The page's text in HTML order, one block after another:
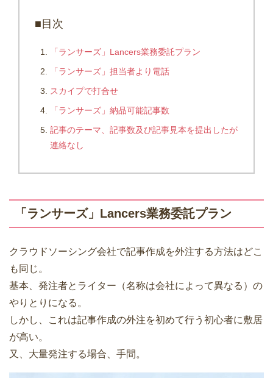
■目次
「ランサーズ」Lancers業務委託プラン
「ランサーズ」担当者より電話
スカイプで打合せ
「ランサーズ」納品可能記事数
記事のテーマ、記事数及び記事見本を提出したが
連絡なし
「ランサーズ」Lancers業務委託プラン
クラウドソーシング会社で記事作成を外注する方法はどこ
も同じ。
基本、発注者とライター（名称は会社によって異なる）の
やりとりになる。
しかし、これは記事作成の外注を初めて行う初心者に敷居
が高い。
又、大量発注する場合、手間。